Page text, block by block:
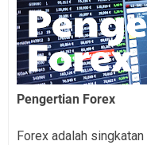
Pengertian Forex
Forex adalah